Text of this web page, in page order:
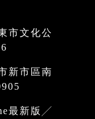
市文化公
新市區南
最新版╱